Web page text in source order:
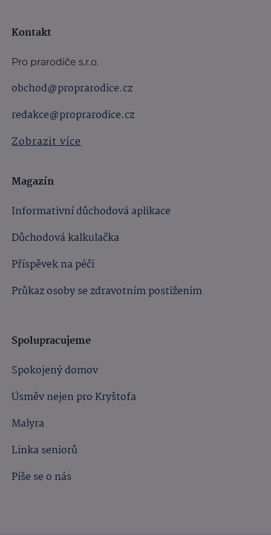
Kontakt
Pro prarodiče s.r.o.
obchod@proprarodice.cz
redakce@proprarodice.cz
Zobrazit více
Magazín
Informativní důchodová aplikace
Důchodová kalkulačka
Příspěvek na péči
Průkaz osoby se zdravotním postižením
Spolupracujeme
Spokojený domov
Úsměv nejen pro Kryštofa
Malyra
Linka seniorů
Píše se o nás